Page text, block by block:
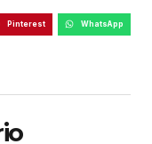
Pinterest WhatsApp